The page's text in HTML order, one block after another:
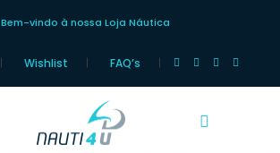
Bem-vindo à nossa Loja Náutica
Wishlist FAQ’s